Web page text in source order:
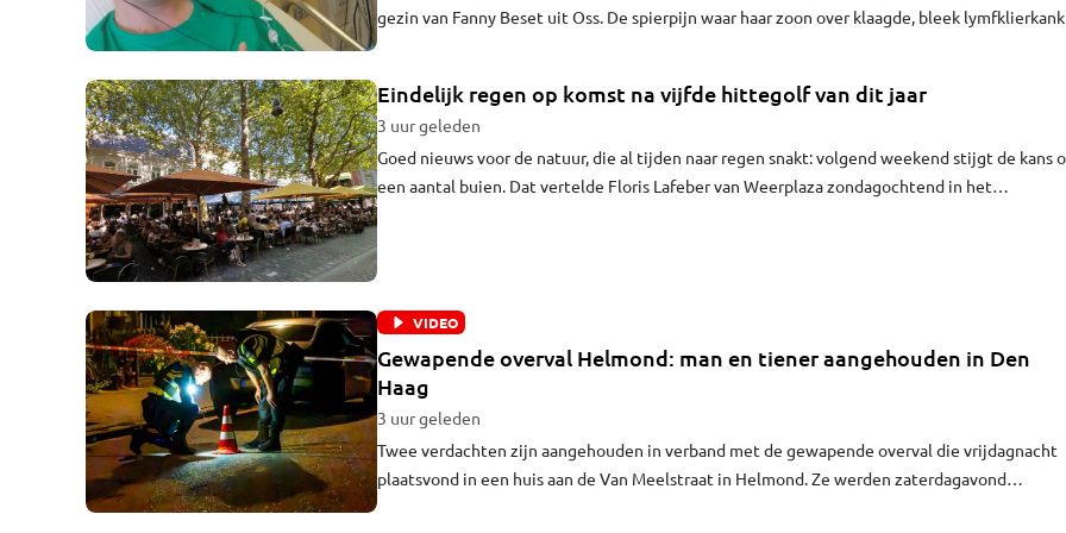
gezin van Fanny Beset uit Oss. De spierpijn waar haar zoon over klaagde, bleek
Eindelijk regen op komst na vijfde hittegolf van dit jaar
3 uur geleden
Goed nieuws voor de natuur, die al tijden naar regen snakt: volgend weekend stijgt de kans
een aantal buien. Dat vertelde Floris Lafeber van Weerplaza zondagochtend in het
VIDEO
Gewapende overval Helmond: man en tiener aangehouden in Den
Haag
3 uur geleden
Twee verdachten zijn aangehouden in verband met de gewapende overval die vrijdagnacht
plaatsvond in een huis aan de Van Meelstraat in Helmond. Ze werden zaterdagavond